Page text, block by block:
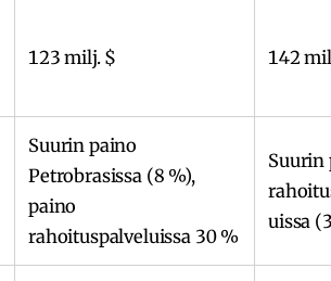
123 milj. $ 142
Suurin paino
Petrobrasissa (8 %),
paino
rahoituspalveluissa 30 %
Suurin
uissa